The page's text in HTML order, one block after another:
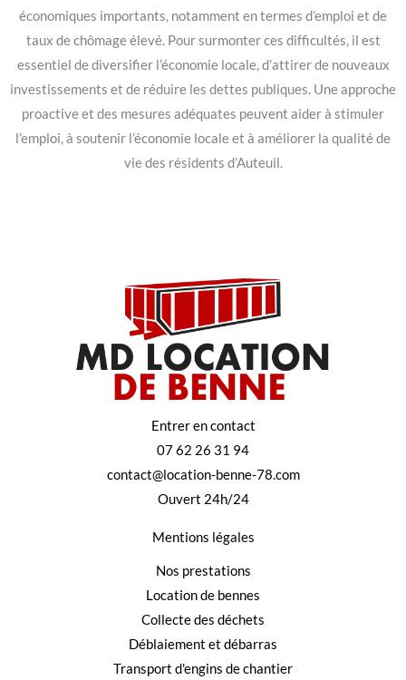
économiques importants, notamment en termes d’emploi et de
taux de chômage élevé. Pour surmonter ces difficultés, il est
essentiel de diversifier l’économie locale, d’attirer de nouveaux
investissements et de réduire les dettes publiques. Une approche
proactive et des mesures adéquates peuvent aider à stimuler
l’emploi, à soutenir l’économie locale et à améliorer la qualité de
vie des résidents d’Auteuil.
Entrer en contact
07 62 26 31 94
contact@location-benne-78.com
Ouvert 24h/24
Mentions légales
Nos prestations
Location de bennes
Collecte des déchets
Déblaiement et débarras
Transport d'engins de chantier